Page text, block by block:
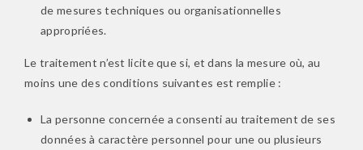
de mesures techniques ou organisationnelles
appropriées.
Le traitement n’est licite que si, et dans la mesure où, au
moins une des conditions suivantes est remplie :
La personne concernée a consenti au traitement de ses
données à caractère personnel pour une ou plusieurs